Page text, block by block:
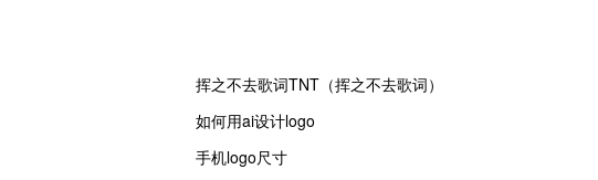
挥之不去歌词TNT（挥之不去歌词）
如何用ai设计logo
手机logo尺寸